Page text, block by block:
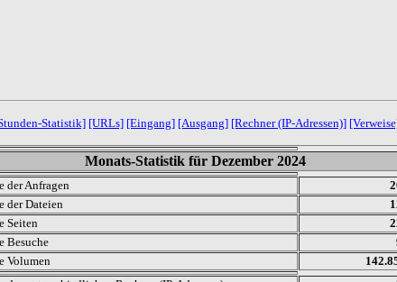
Statistik] [URLs] [Eingang] [Ausgang] [Rechner (IP-Adressen)]
Monats-Statistik für Dezember 2024
der Anfragen
der Dateien
Seiten
Besuche
Volumen